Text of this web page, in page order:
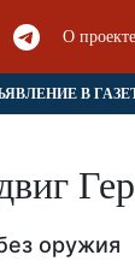
О проекте
В
оружия